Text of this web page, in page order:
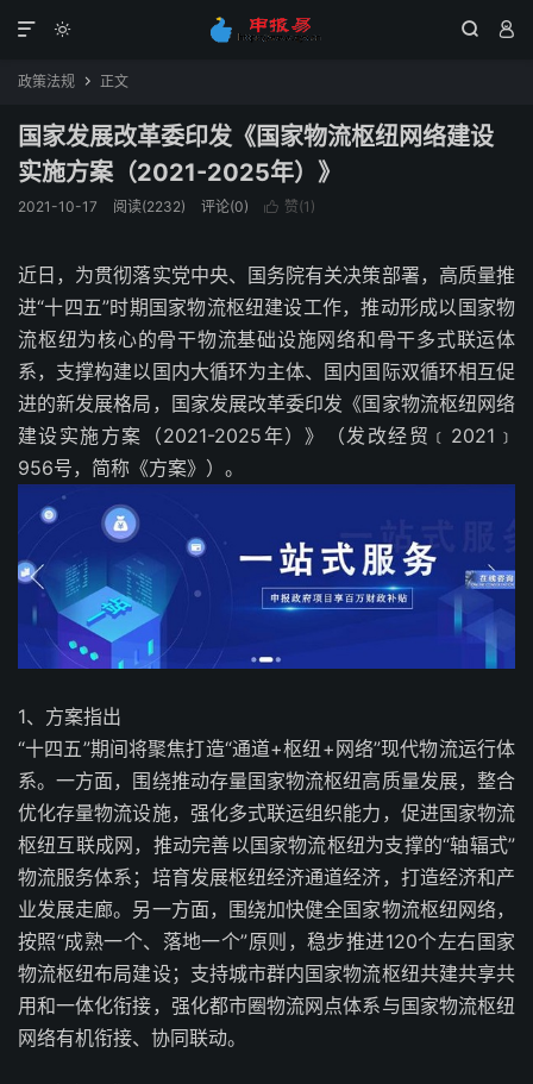
  

政策法规  正文
国家发展改革委印发《国家物流枢纽网络建设
实施方案（2021-2025年）》
2021-10-17 阅读(2232) 评论(0)  赞(1 )
近日，为贯彻落实党中央、国务院有关决策部署，高质量推
进“十四五”时期国家物流枢纽建设工作，推动形成以国家物
流枢纽为核心的骨干物流基础设施网络和骨干多式联运体
系，支撑构建以国内大循环为主体、国内国际双循环相互促
进的新发展格局，国家发展改革委印发《国家物流枢纽网络
建设实施方案（2021-2025年）》（发改经贸﹝2021﹞
956号，简称《方案》）。
1、方案指出
“十四五”期间将聚焦打造“通道+枢纽+网络”现代物流运行体
系。一方面，围绕推动存量国家物流枢纽高质量发展，整合
优化存量物流设施，强化多式联运组织能力，促进国家物流
枢纽互联成网，推动完善以国家物流枢纽为支撑的“轴辐式”
物流服务体系；培育发展枢纽经济通道经济，打造经济和产
业发展走廊。另一方面，围绕加快健全国家物流枢纽网络，
按照“成熟一个、落地一个”原则，稳步推进120个左右国家
物流枢纽布局建设；支持城市群内国家物流枢纽共建共享共
用和一体化衔接，强化都市圈物流网点体系与国家物流枢纽
网络有机衔接、协同联动。